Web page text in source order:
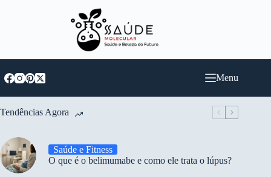
Menu
Tendências Agora
Saúde e Fitness
O que é o belimumabe e como ele trata o lúpus?